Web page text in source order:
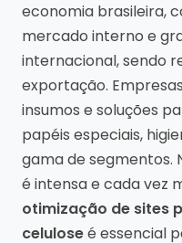
economia brasileira,
mercado interno e
internacional, sendo
exportação.
insumos e soluções
papéis especiais,
gama de segmentos.
é intensa e cada vez
otimização de sites
celuloseé essencial